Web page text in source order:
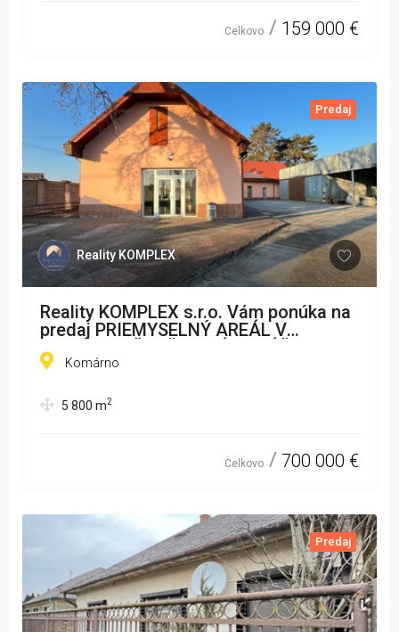
Celkovo 159 000 €
Predaj
Reality KOMPLEX
Reality KOMPLEX s.r.o. Vám ponúka na
predaj PRIEMYSELNÝ AREÁL V
KOMÁRNE, ČASŤ NOVÁ STRÁŽ
Komárno
5 800 m2
Celkovo 700 000 €
Predaj